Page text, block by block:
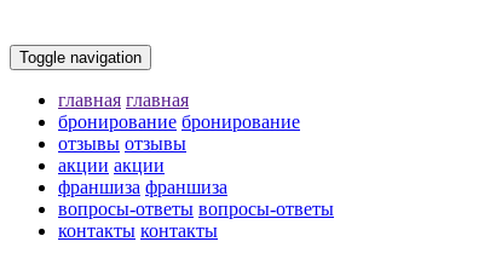
Toggle navigation
главная главная
бронирование бронирование
отзывы отзывы
акции акции
франшиза франшиза
вопросы-ответы вопросы-ответы
контакты контакты